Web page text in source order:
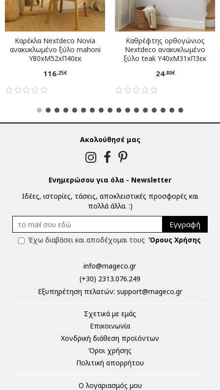
Καρέκλα Nextdeco Novia
ανακυκλωμένο ξύλο mahoni
Υ80xM52xΠ40εκ
116,25€
Καθρέφτης ορθογώνιος
Nextdeco ανακυκλωμένο
ξύλο teak Υ40xM31xΠ3εκ
24,80€
Ακολούθησέ μας
Ενημερώσου για όλα - Newsletter
Ιδέες, ιστορίες, τάσεις, αποκλειστικές προσφορές και
πολλά άλλα. :)
Εγγραφή
Έχω διαβάσει και αποδέχομαι τους Όρους Χρήσης
info@mageco.gr
(+30) 2313.076.249
Eξυπηρέτηση πελατών: support@mageco.gr
Σχετικά με εμάς
Επικοινωνία
Χονδρική διάθεση προϊόντων
Όροι χρήσης
Πολιτική απορρήτου
Ο λογαριασμός μου